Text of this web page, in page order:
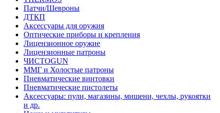
Патчи/Шевроны
ДТКП
Аксессуары для оружия
Оптические приборы и крепления
Лицензионное оружие
Лицензионные патроны
ЧИСТОGUN
ММГ и Холостые патроны
Пневматические винтовки
Пневматические пистолеты
Аксессуары: пули, магазины, мишени, чехлы, рукоятки
и др.